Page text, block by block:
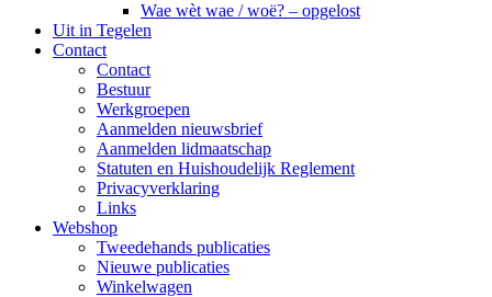
Wae wèt wae / woë? – opgelost
Uit in Tegelen
Contact
Contact
Bestuur
Werkgroepen
Aanmelden nieuwsbrief
Aanmelden lidmaatschap
Statuten en Huishoudelijk Reglement
Privacyverklaring
Links
Webshop
Tweedehands publicaties
Nieuwe publicaties
Winkelwagen